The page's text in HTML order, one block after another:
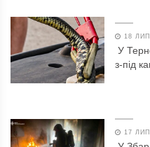
18
У
з-під
17